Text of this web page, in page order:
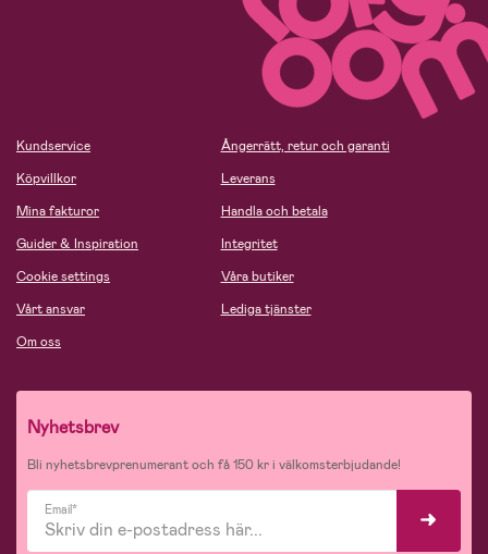
Kundservice
Köpvillkor
Mina fakturor
Guider & Inspiration
Cookie settings
Vårt ansvar
Om oss
Ångerrätt, retur och garanti
Leverans
Handla och betala
Integritet
Våra butiker
Lediga tjänster
Nyhetsbrev
Bli nyhetsbrevprenumerant och få 150 kr i välkomsterbjudande!
Email*